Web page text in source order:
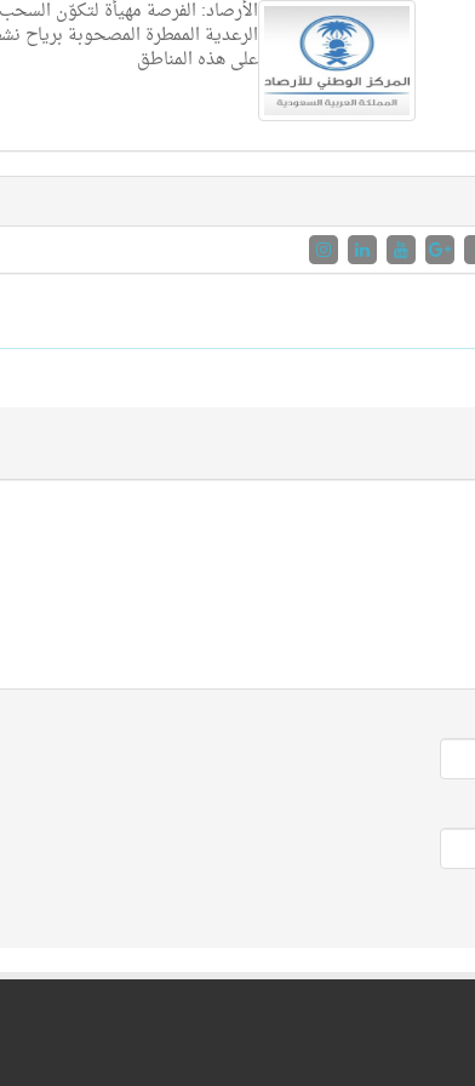
الأرصاد: الفرصة مهيأة لتكوّن
الرعدية الممطرة المصحوبة برياح
على هذه المناطق